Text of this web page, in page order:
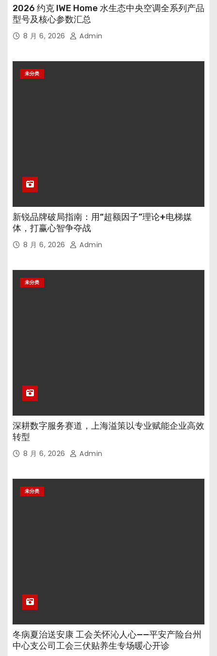
2026 约克 IWE Home 水生态中央空调全系列产品
型号及核心参数汇总
8 月 6, 2026 Admin
未分类
新锐品牌破局指南：用“超额因子”理论+电梯媒
体，打赢心智争夺战
8 月 6, 2026 Admin
未分类
深耕数字服务赛道，上海溢策以专业赋能企业高效
转型
8 月 6, 2026 Admin
未分类
冬病夏治送安康 工会关怀沁人心——平安产险台州
中心支公司工会三伏贴养生专场暖心开诊